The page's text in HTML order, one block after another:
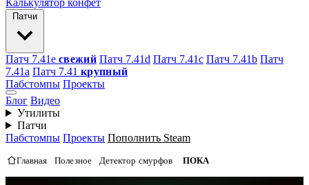
Калькулятор конфет
Патчи
Патч 7.41e свежий Патч 7.41d Патч 7.41c Патч 7.41b Патч
7.41а Патч 7.41 крупный
Пабстомпы Проекты
Блог Видео
Утилиты
Патчи
Пабстомпы Проекты Пополнить Steam
Главная Полезное Детектор смурфов ПОКА